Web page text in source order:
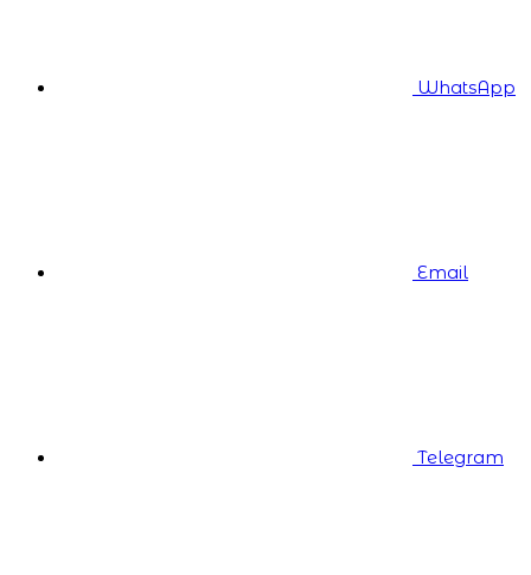
WhatsApp
Email
Telegram